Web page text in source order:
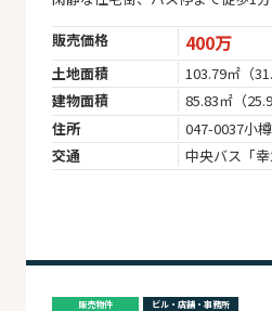
販売価格 400万
土地面積
103.79㎡（
建物面積
85.83㎡（
住所
047-0037小
交通
中央バス「
販売物件 ビル・店舗・事務所